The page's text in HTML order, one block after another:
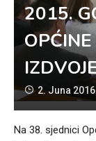
2015.
2. Juna
Na 38. sjednici